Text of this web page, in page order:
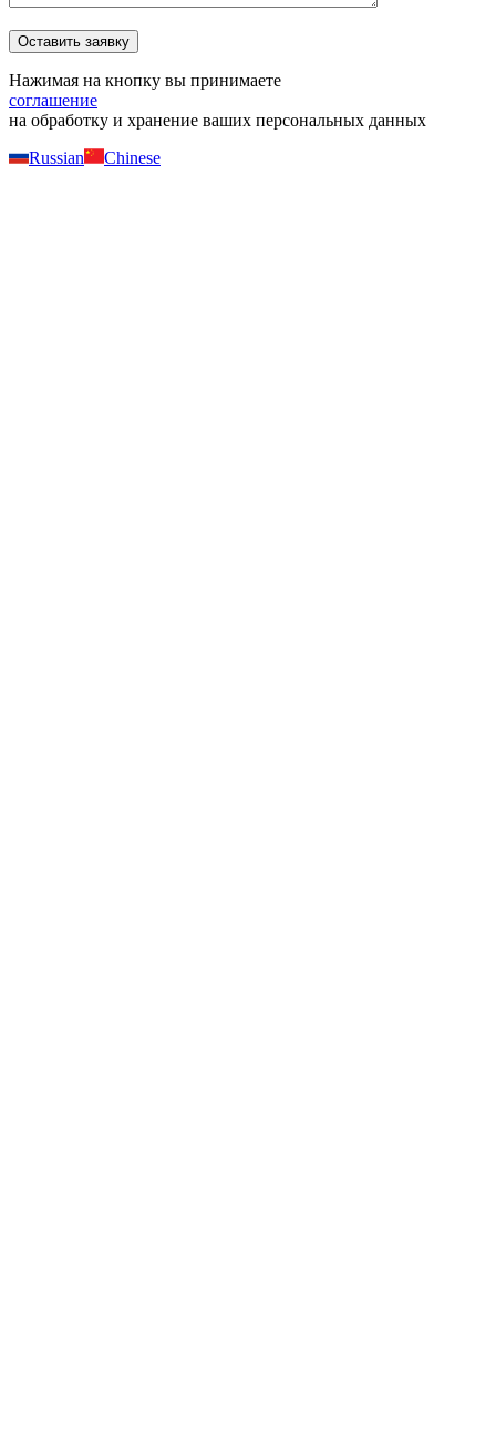
Нажимая на кнопку вы принимаете
соглашение
на обработку и хранение ваших персональных данных
Russian
Chinese